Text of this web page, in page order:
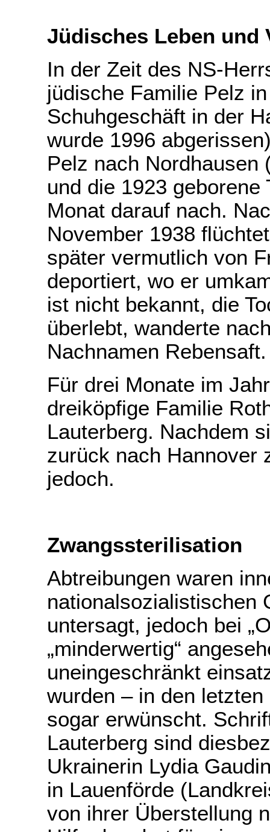
Jüdisches Leben und
In der Zeit des NS-
jüdische Familie Pelz
Schuhgeschäft in der
wurde 1996
Pelz nach Nordhausen
und die 1923
Monat darauf nach.
November 1938
später vermutlich von
deportiert, wo er
ist nicht bekannt, die
überlebt, wanderte
Nachnamen Rebensaft.
Für drei Monate im
dreiköpfige Familie
Lauterberg. Nachdem
zurück nach Hannover
jedoch.
Zwangssterilisation
Abtreibungen waren
nationalsozialistischen
untersagt, jedoch bei
„minderwertig“
uneingeschränkt
wurden – in den
sogar erwünscht.
Lauterberg sind
Ukrainerin Lydia
in Lauenförde
von ihrer Überstellung